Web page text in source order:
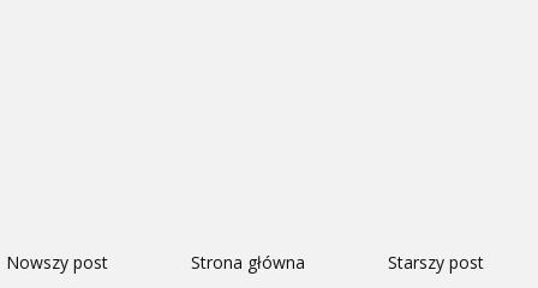
Nowszy post Strona główna Starszy post